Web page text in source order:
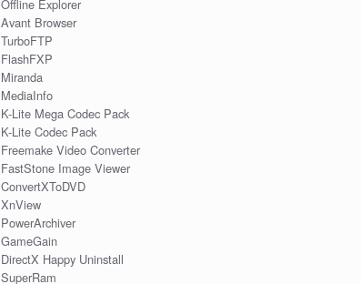
Offline Explorer
Avant Browser
TurboFTP
FlashFXP
Miranda
MediaInfo
K-Lite Mega Codec Pack
K-Lite Codec Pack
Freemake Video Converter
FastStone Image Viewer
ConvertXToDVD
XnView
PowerArchiver
GameGain
DirectX Happy Uninstall
SuperRam